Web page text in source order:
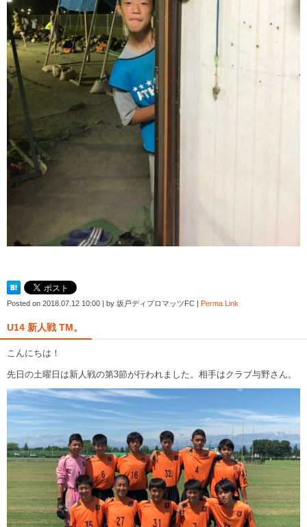
Posted on 2018.07.12 10:00 | by 坂戸ディプロマッツFC | Perma Link
U14 新人戦 TM。
こんにちは！
先日の土曜日は新人戦の第3節が行われました。相手はクラブ与野さん。